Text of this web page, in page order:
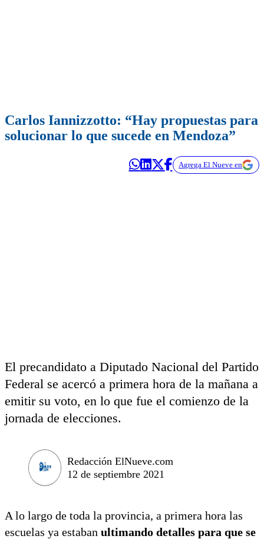
Carlos Iannizzotto: “Hay propuestas para
solucionar lo que sucede en Mendoza”
Agrega El Nueve en
El precandidato a Diputado Nacional del Partido
Federal se acercó a primera hora de la mañana a
emitir su voto, en lo que fue el comienzo de la
jornada de elecciones.
Redacción ElNueve.com
12 de septiembre 2021
A lo largo de toda la provincia, a primera hora las
escuelas ya estaban ultimando detalles para que se